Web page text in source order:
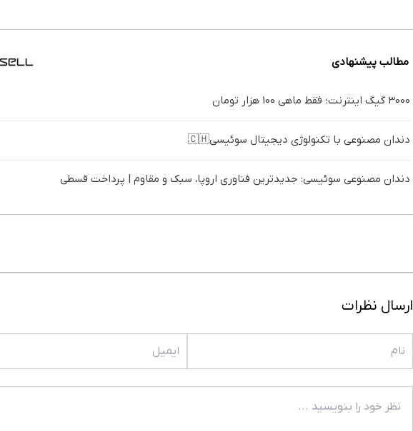
مطالب پیشنهادی
3000 گیگ اینترنت؛ فقط ماهی 100 هزار تومان
دندان مصنوعی با تکنولوژی دیجیتال سوئیسی🇨🇭
دندان مصنوعی سوئیسی: جدیدترین فناوری اروپا، سبک و مقاوم | پرداخت قسطی
ارسال نظرات